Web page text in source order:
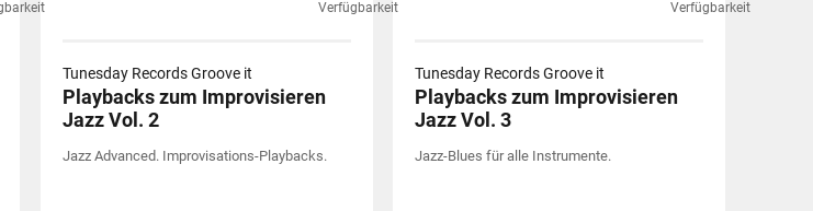
Tunesday Records Groove it
Playbacks zum Improvisieren
Jazz Vol. 2
Jazz Advanced. Improvisations-Playbacks.
Tunesday Records Groove it
Playbacks zum Improvisieren
Jazz Vol. 3
Jazz-Blues für alle Instrumente.